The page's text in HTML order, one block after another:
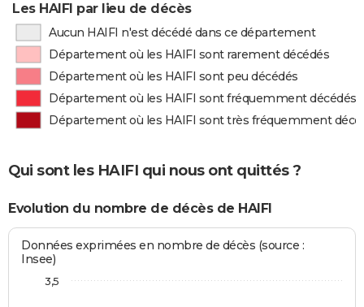
Les HAIFI par lieu de décès
Aucun HAIFI n'est décédé dans ce département
Département où les HAIFI sont rarement décédés
Département où les HAIFI sont peu décédés
Département où les HAIFI sont fréquemment décédés
Département où les HAIFI sont très fréquemment
Qui sont les HAIFI qui nous ont quittés ?
Evolution du nombre de décès de HAIFI
Données exprimées en nombre de décès (source :
Insee)
3,5